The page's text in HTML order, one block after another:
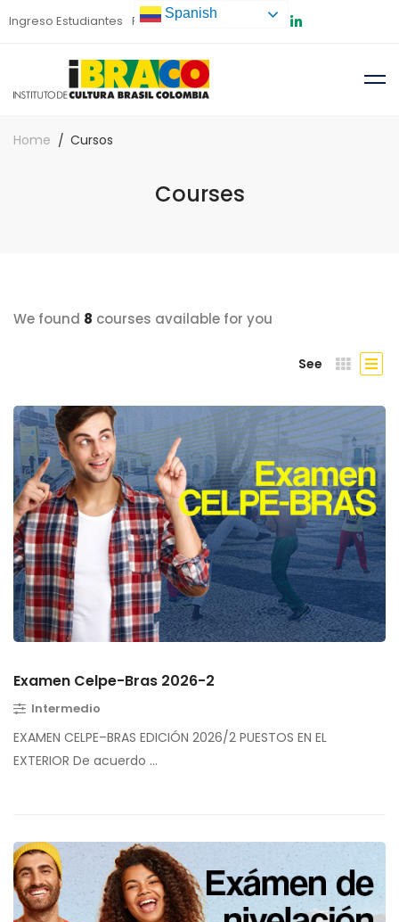
Ingreso Estudiantes Preinscripción
Home Cursos
Courses
We found 8 courses available for you
See
Examen Celpe-Bras 2026-2
Intermedio
EXAMEN CELPE–BRAS EDICIÓN 2026/2 PUESTOS EN EL
EXTERIOR De acuerdo …
Spanish